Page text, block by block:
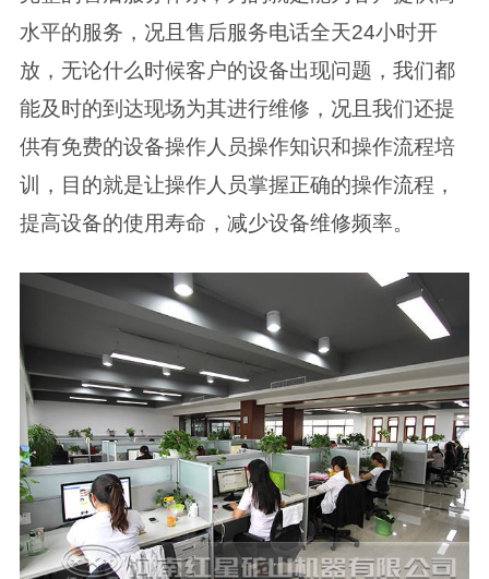
水平的服务，况且售后服务电话全天24小时开
放，无论什么时候客户的设备出现问题，我们都
能及时的到达现场为其进行维修，况且我们还提
供有免费的设备操作人员操作知识和操作流程培
训，目的就是让操作人员掌握正确的操作流程，
提高设备的使用寿命，减少设备维修频率。